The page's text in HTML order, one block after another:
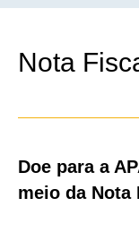
Nota
Doe para a
meio da Nota